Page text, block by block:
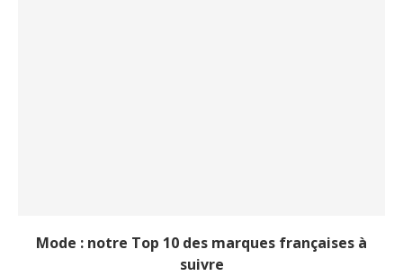
Mode : notre Top 10 des marques françaises à
suivre